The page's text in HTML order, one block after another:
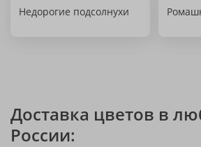
Недорогие подсолнухи
Доставка цветов в
России: